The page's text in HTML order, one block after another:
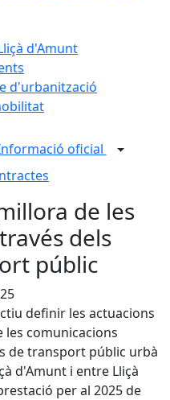
d'Amunt
d'urbanització
oficial
de les
dels
públic
definir les actuacions
les comunicacions
de transport públic urbà
d'Amunt i entre Lliçà
per al 2025 de